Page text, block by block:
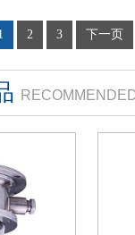
2 3 下一页